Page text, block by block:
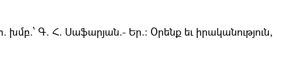
Գ. Հ. Սաֆարյան.- Եր.։ Օրենք եւ իրականություն,